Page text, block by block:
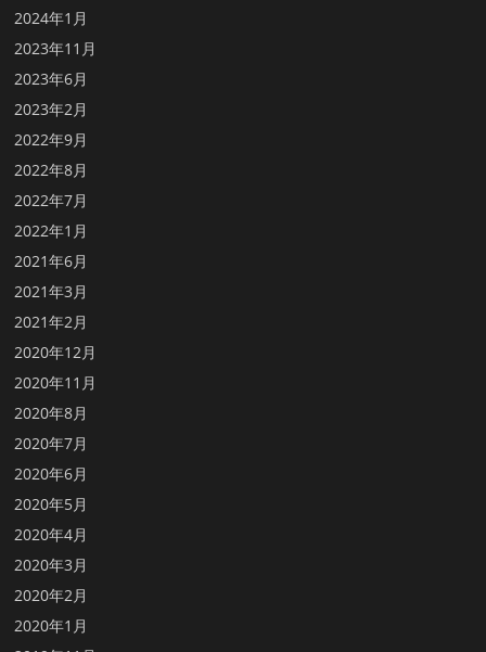
2024年1月
2023年11月
2023年6月
2023年2月
2022年9月
2022年8月
2022年7月
2022年1月
2021年6月
2021年3月
2021年2月
2020年12月
2020年11月
2020年8月
2020年7月
2020年6月
2020年5月
2020年4月
2020年3月
2020年2月
2020年1月